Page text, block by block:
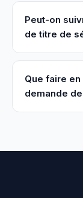
Peut-on
de titre de
Que faire
demande